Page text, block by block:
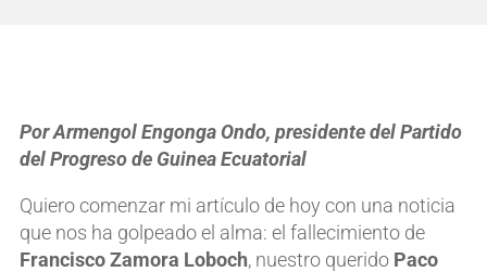
Por Armengol Engonga Ondo, presidente del Partido
del Progreso de Guinea Ecuatorial
Quiero comenzar mi artículo de hoy con una noticia
que nos ha golpeado el alma: el fallecimiento de
Francisco Zamora Loboch, nuestro querido Paco